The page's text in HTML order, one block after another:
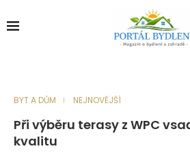
BYT A DŮM NEJNOVĚJŠÍ
Při výběru terasy z WPC
kvalitu